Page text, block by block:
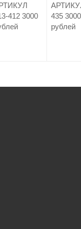
412 3000
435 3000
рублей